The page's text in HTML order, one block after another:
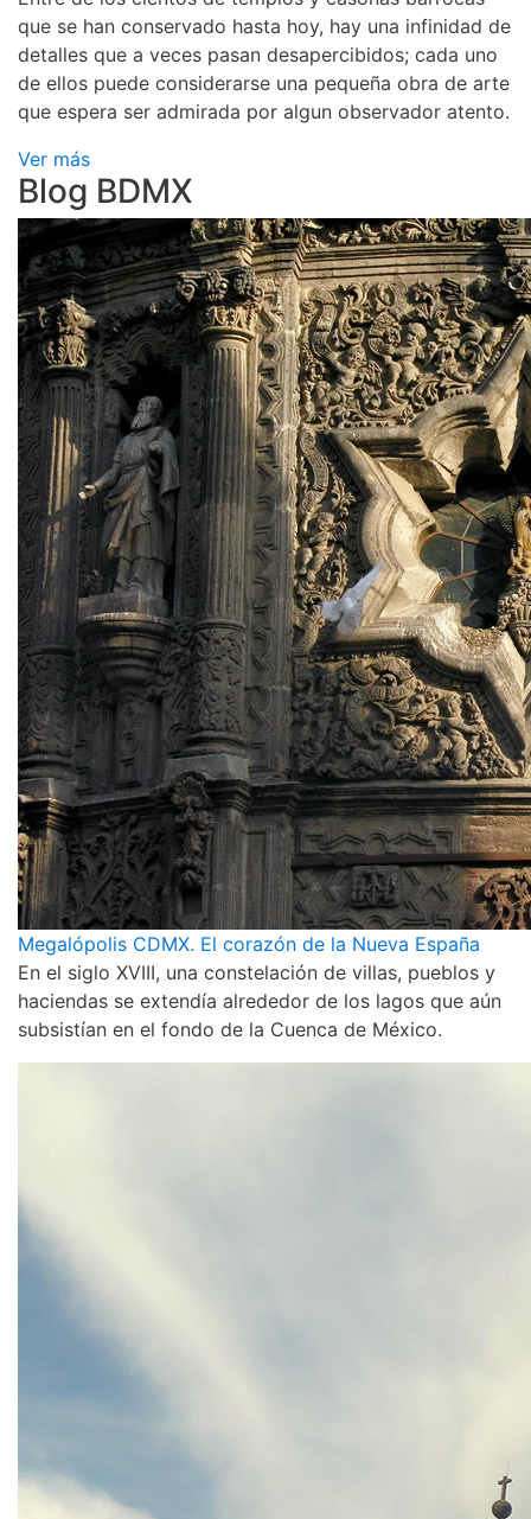
que se han conservado hasta hoy, hay una infinidad de
detalles que a veces pasan desapercibidos; cada uno
de ellos puede considerarse una pequeña obra de arte
que espera ser admirada por algun observador atento.
Ver más
Blog BDMX
Megalópolis CDMX. El corazón de la Nueva España
En el siglo XVIII, una constelación de villas, pueblos y
haciendas se extendía alrededor de los lagos que aún
subsistían en el fondo de la Cuenca de México.